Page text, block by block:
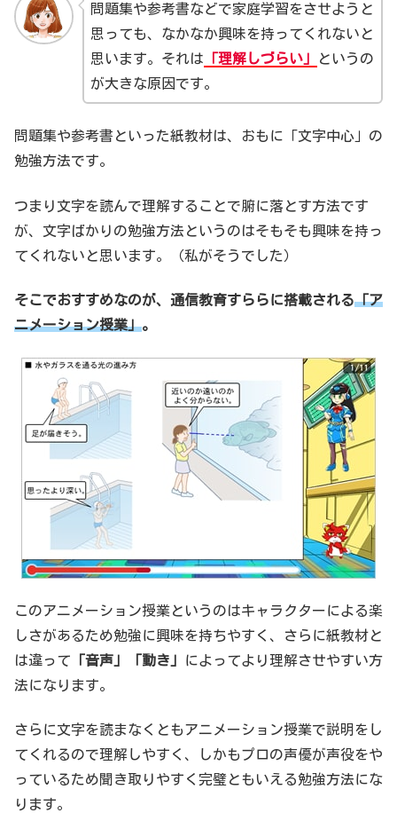
問題集や参考書などで家庭学習をさせようと
思っても、なかなか興味を持ってくれないと
思います。それは 「理解しづらい」
というの
が大きな原因です。
問題集や参考書といった紙教材は、おもに「文字中心」の
勉強方法です。
つまり文字を読んで理解することで腑に落とす方法です
が、文字ばかりの勉強方法というのはそもそも興味を持っ
てくれないと思います。（私がそうでした）
そこでおすすめなのが、通信教育すららに搭載される「ア
ニメーション授業」。
このアニメーション授業というのはキャラクターによる楽
しさがあるため勉強に興味を持ちやすく、さらに紙教材と
は違って 「音声」「動き」
によってより理解させやすい方
法になります。
さらに文字を読まなくともアニメーション授業で説明をし
てくれるので理解しやすく、しかもプロの声優が声役をや
っているため聞き取りやすく完璧ともいえる勉強方法にな
ります。